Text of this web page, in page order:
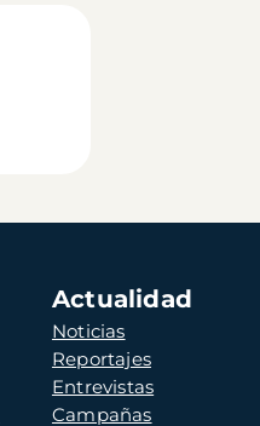
Actualidad
Noticias
Reportajes
Entrevistas
Campañas